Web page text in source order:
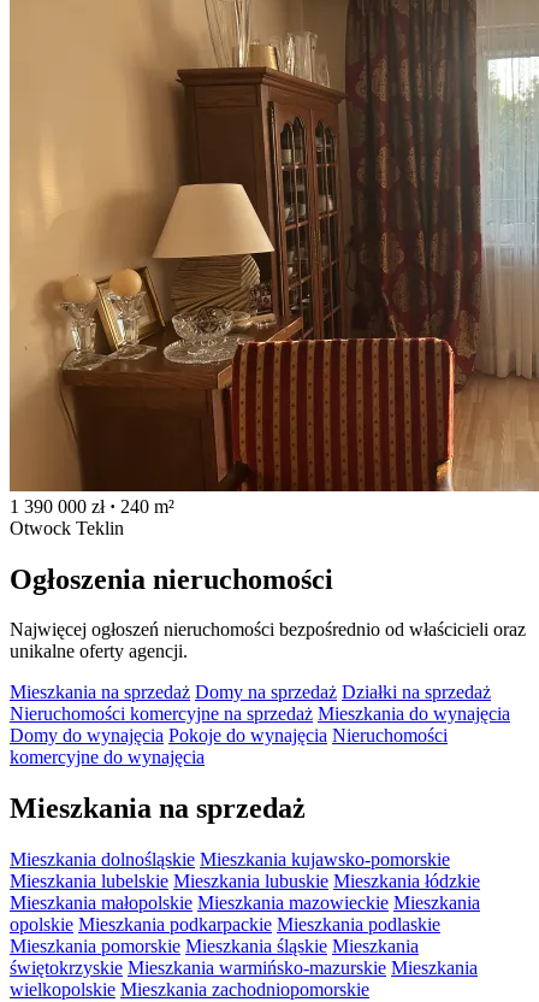
1 390 000 zł · 240 m²
Otwock Teklin
Ogłoszenia nieruchomości
Najwięcej ogłoszeń nieruchomości bezpośrednio od właścicieli oraz
unikalne oferty agencji.
Mieszkania na sprzedaż Domy na sprzedaż Działki na sprzedaż
Nieruchomości komercyjne na sprzedaż Mieszkania do wynajęcia
Domy do wynajęcia Pokoje do wynajęcia Nieruchomości
komercyjne do wynajęcia
Mieszkania na sprzedaż
Mieszkania dolnośląskie Mieszkania kujawsko-pomorskie
Mieszkania lubelskie Mieszkania lubuskie Mieszkania łódzkie
Mieszkania małopolskie Mieszkania mazowieckie Mieszkania
opolskie Mieszkania podkarpackie Mieszkania podlaskie
Mieszkania pomorskie Mieszkania śląskie Mieszkania
świętokrzyskie Mieszkania warmińsko-mazurskie Mieszkania
wielkopolskie Mieszkania zachodniopomorskie